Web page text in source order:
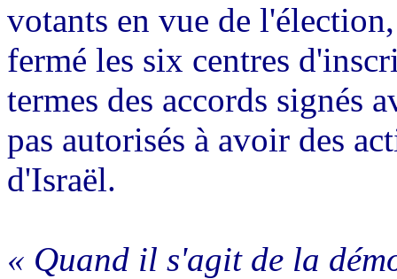
votants en vue de
fermé les six centres
termes des accords signés
pas autorisés à avoir des
d'Israël.
« Quand il s'agit de la